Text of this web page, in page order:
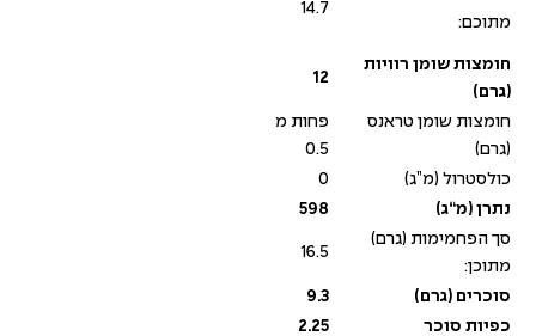
מתוכם:
14.7
חומצות שומן רוויות
(גרם)
12
חומצות שומן טראנס
(גרם)
פחות מ
0.5
כולסטרול (מ”ג)
0
נתרן (מ“ג)
598
סך הפחמימות (גרם)
מתוכן:
16.5
סוכרים (גרם)
9.3
כפיות סוכר
2.25